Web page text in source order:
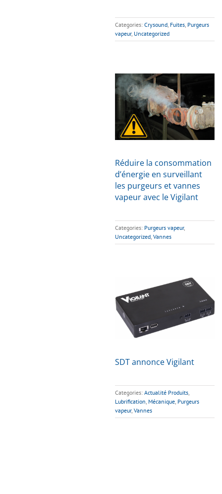
Categories:Crysound Fuites Purgeurs
vapeur, Uncategorized
Réduire la consommation
d’énergie en surveillant
les purgeurs et vannes
vapeur avec le Vigilant
Categories: Purgeurs vapeur,
Uncategorized ,Vannes
SDT annonce Vigilant
Categories:Actualité Produits,
Lubrification, Mécanique, Purgeurs
vapeur,Vannes